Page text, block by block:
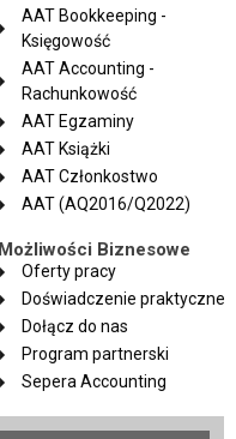
AAT Bookkeeping -
Księgowość
AAT Accounting -
Rachunkowość
AAT Egzaminy
AAT Książki
AAT Członkostwo
AAT (AQ2016/Q2022)
Możliwości Biznesowe
Oferty pracy
Doświadczenie praktyczne
Dołącz do nas
Program partnerski
Sepera Accounting